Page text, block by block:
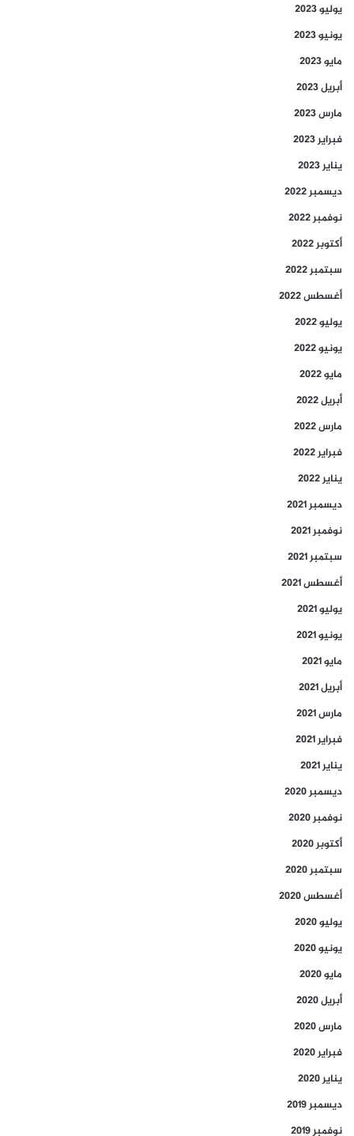
يوليو 2023
يونيو 2023
مايو 2023
أبريل 2023
مارس 2023
فبراير 2023
يناير 2023
ديسمبر 2022
نوفمبر 2022
أكتوبر 2022
سبتمبر 2022
أغسطس 2022
يوليو 2022
يونيو 2022
مايو 2022
أبريل 2022
مارس 2022
فبراير 2022
يناير 2022
ديسمبر 2021
نوفمبر 2021
سبتمبر 2021
أغسطس 2021
يوليو 2021
يونيو 2021
مايو 2021
أبريل 2021
مارس 2021
فبراير 2021
يناير 2021
ديسمبر 2020
نوفمبر 2020
أكتوبر 2020
سبتمبر 2020
أغسطس 2020
يوليو 2020
يونيو 2020
مايو 2020
أبريل 2020
مارس 2020
فبراير 2020
يناير 2020
ديسمبر 2019
نوفمبر 2019